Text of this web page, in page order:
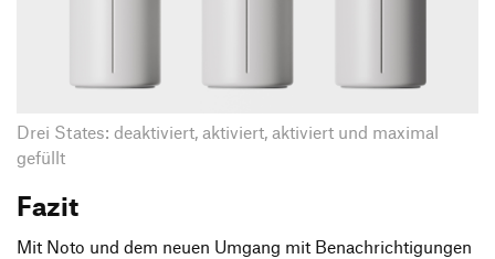
Drei States: deaktiviert, aktiviert, aktiviert und maximal
gefüllt
Fazit
Mit Noto und dem neuen Umgang mit Benachrichtigungen